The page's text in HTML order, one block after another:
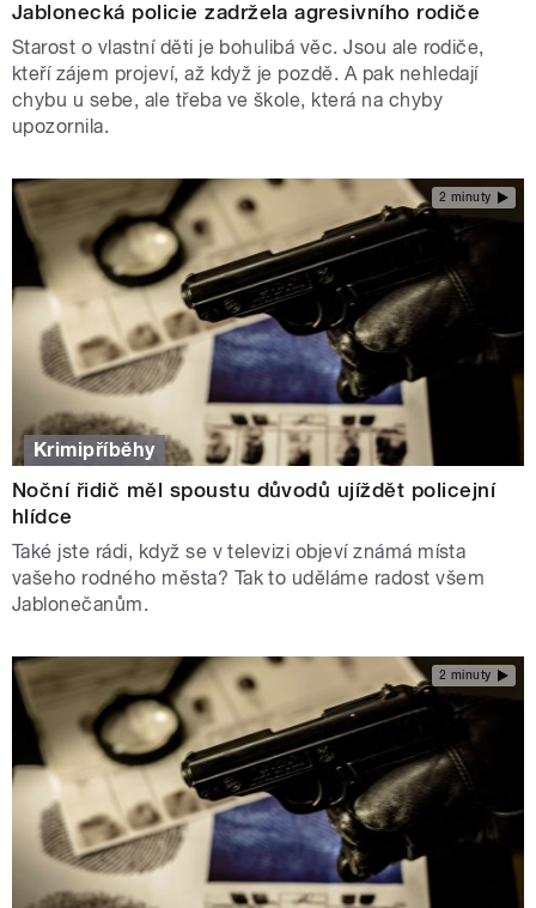
Jablonecká policie zadržela agresivního rodiče
Starost o vlastní děti je bohulibá věc. Jsou ale rodiče,
kteří zájem projeví, až když je pozdě. A pak nehledají
chybu u sebe, ale třeba ve škole, která na chyby
upozornila.
2 minuty
Krimipříběhy
Noční řidič měl spoustu důvodů ujíždět policejní
hlídce
Také jste rádi, když se v televizi objeví známá místa
vašeho rodného města? Tak to uděláme radost všem
Jablonečanům.
2 minuty